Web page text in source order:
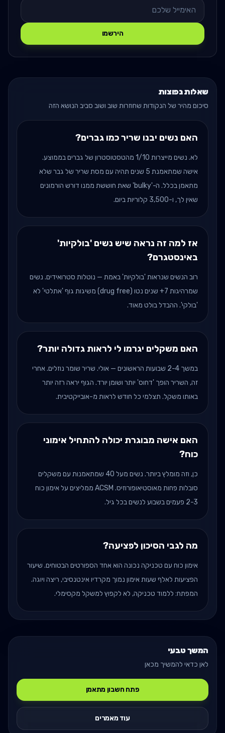
הירשמו
שאלות נפוצות
סיכום מהיר של הנקודות שחוזרות שוב ושוב סביב הנושא הזה
האם נשים יבנו שריר כמו גברים?
לא. נשים מייצרות 1/10 מהטסטוסטרון של גברים בממוצע.
אישה שמתאמנת 5 שנים תהיה עם מסת שריר של גבר שלא
מתאמן בכלל. ה-'bulky' שאת חוששת ממנו דורש הורמונים
שאין לך, ו-3,500 קלוריות ביום.
אז למה זה נראה שיש נשים 'בולקיות'
באינסטגרם?
רוב הנשים שנראות 'בולקיות' באמת — נוטלות סטרואידים. נשים
שמרהיגות 7+ שנים נטו (drug free) משיגות גוף 'אתלטי' לא
'בולקי'. ההבדל בולט מאוד.
האם משקלים יגרמו לי לראות גדולה יותר?
במשך 2-4 שבועות הראשונים — אולי. שריר שומר נוזלים. אחרי
זה, השריר הופך 'דחוס' יותר ושומן יורד. הגוף יראה רזה יותר
באותו משקל. תצלמי כל חודש לראות מ-אובייקטיבית.
האם אישה מבוגרת יכולה להתחיל אימוני
כוח?
כן, וזה מומלץ ביותר. נשים מעל 40 שמתאמנות עם משקלים
סובלות פחות מאוסטיאופורוזיס. ACSM ממליצים על אימון כוח
2-3 פעמים בשבוע לנשים בכל גיל.
מה לגבי הסיכון לפציעה?
אימון כוח עם טכניקה נכונה הוא אחד הספורטים הבטוחים. שיעור
הפציעות לאלף שעות אימון נמוך מקרדיו אינטנסיבי, ריצה ויוגה.
המפתח: ללמוד טכניקה, לא לקפוץ למשקל מקסימלי.
המשך טבעי
לאן כדאי להמשיך מכאן
פתח חשבון מתאמן
עוד מאמרים